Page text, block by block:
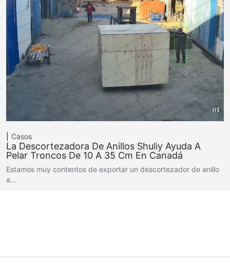
Casos
La Descortezadora De Anillos Shuliy Ayuda A
Pelar Troncos De 10 A 35 Cm En Canadá
Estamos muy contentos de exportar un descortezador de anillo
a...